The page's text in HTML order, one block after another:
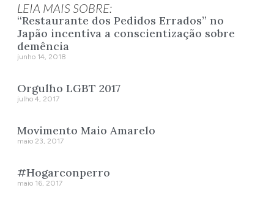
LEIA MAIS SOBRE:
“Restaurante dos Pedidos Errados” no
Japão incentiva a conscientização sobre
demência
junho 14, 2018
Orgulho LGBT 2017
julho 4, 2017
Movimento Maio Amarelo
maio 23, 2017
#Hogarconperro
maio 16, 2017